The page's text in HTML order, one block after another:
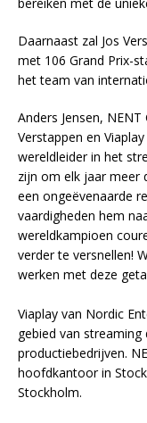
Daarnaast zal Jos
met 106 Grand Prix-
het team van
Anders Jensen,
Verstappen en
wereldleider in het
zijn om elk jaar meer
een ongeëvenaarde
vaardigheden hem
wereldkampioen
verder te versnellen!
werken met deze
Viaplay van Nordic
gebied van
productiebedrijven.
hoofdkantoor in
Stockholm.